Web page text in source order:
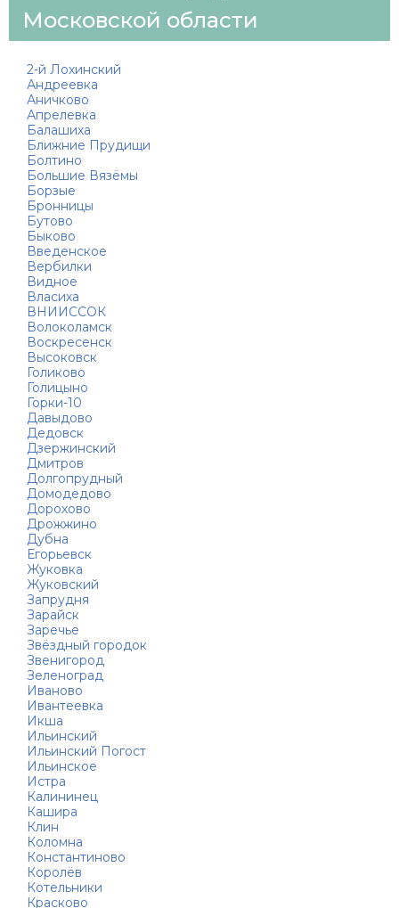
Московской области
2-й Лохинский
Андреевка
Аничково
Апрелевка
Балашиха
Ближние Прудищи
Болтино
Большие Вязёмы
Борзые
Бронницы
Бутово
Быково
Введенское
Вербилки
Видное
Власиха
ВНИИССОК
Волоколамск
Воскресенск
Высоковск
Голиково
Голицыно
Горки-10
Давыдово
Дедовск
Дзержинский
Дмитров
Долгопрудный
Домодедово
Дорохово
Дрожжино
Дубна
Егорьевск
Жуковка
Жуковский
Запрудня
Зарайск
Заречье
Звёздный городок
Звенигород
Зеленоград
Иваново
Ивантеевка
Икша
Ильинский
Ильинский Погост
Ильинское
Истра
Калининец
Кашира
Клин
Коломна
Константиново
Королёв
Котельники
Красково